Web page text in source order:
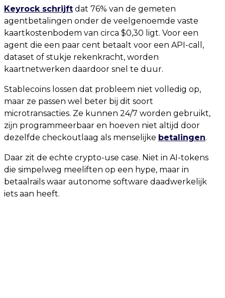
Keyrock schrijft dat 76% van de gemeten
agentbetalingen onder de veelgenoemde vaste
kaartkostenbodem van circa $0,30 ligt. Voor een
agent die een paar cent betaalt voor een API-call,
dataset of stukje rekenkracht, worden
kaartnetwerken daardoor snel te duur.
Stablecoins lossen dat probleem niet volledig op,
maar ze passen wel beter bij dit soort
microtransacties. Ze kunnen 24/7 worden gebruikt,
zijn programmeerbaar en hoeven niet altijd door
dezelfde checkoutlaag als menselijke betalingen.
Daar zit de echte crypto-use case. Niet in AI-tokens
die simpelweg meeliften op een hype, maar in
betaalrails waar autonome software daadwerkelijk
iets aan heeft.